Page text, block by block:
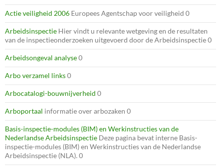
Actie veiligheid 2006 Europees Agentschap voor veiligheid 0
Arbeidsinspectie Hier vindt u relevante wetgeving en de resultaten
van de inspectieonderzoeken uitgevoerd door de Arbeidsinspectie 0
Arbeidsongeval analyse0
Arbo verzamel links0
Arbocatalogi-bouwnijverheid 0
Arboportaal informatie over arbozaken 0
Basis-inspectie-modules (BIM) en Werkinstructies van de
Nederlandse Arbeidsinspectie Deze pagina bevat interne Basis-
inspectie-modules (BIM) en Werkinstructies van de Nederlandse
Arbeidsinspectie (NLA). 0